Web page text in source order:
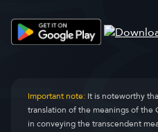
Important note:It is noteworthy
translation of the meanings of the
in conveying the transcendent